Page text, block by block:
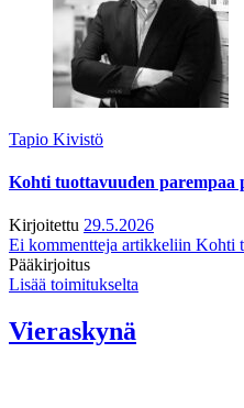
Tapio Kivistö
Kohti tuottavuuden parempaa
Kirjoitettu 29.5.2026
Ei kommentteja artikkeliin Kohti
Pääkirjoitus
Lisää toimitukselta
Vieraskynä